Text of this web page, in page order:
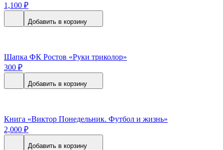
1,100 ₽
Добавить в корзину
Шапка ФК Ростов «Руки триколор»
300 ₽
Добавить в корзину
Книга «Виктор Понедельник. Футбол и жизнь»
2,000 ₽
Добавить в корзину